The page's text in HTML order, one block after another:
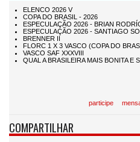
participe
COMPARTILHAR